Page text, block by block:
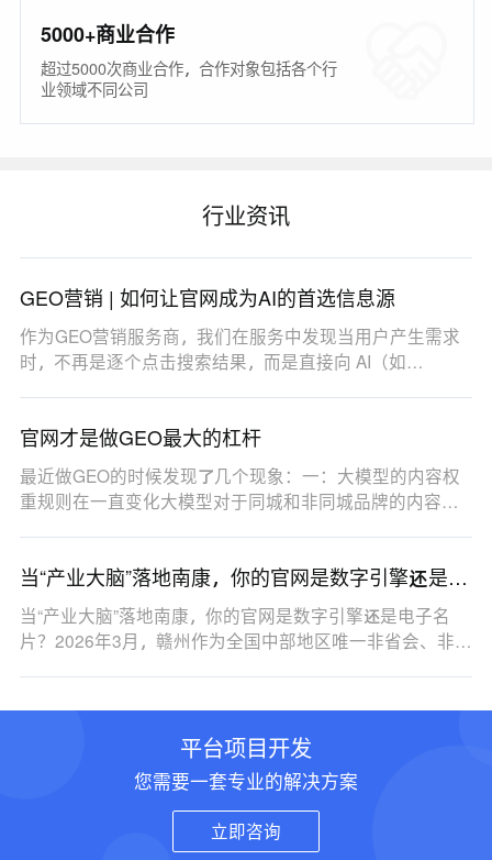
5000+商业合作
超过5000次商业合作，合作对象包括各个行
业领域不同公司
行业资讯
GEO营销 | 如何让官网成为AI的首选信息源
作为GEO营销服务商，我们在服务中发现当用户产生需求
时，不再是逐个点击搜索结果，而是直接向 AI（如
官网才是做GEO最大的杠杆
最近做GEO的时候发现了几个现象：一：大模型的内容权
重规则在一直变化大模型对于同城和非同城品牌的内容权
当“产业大脑”落地南康，你的官网是数字引擎还是电
子名片？
当“产业大脑”落地南康，你的官网是数字引擎还是电子名
片？2026年3月，赣州作为全国中部地区唯一非省会、非…
平台项目开发
您需要一套专业的解决方案
立即咨询